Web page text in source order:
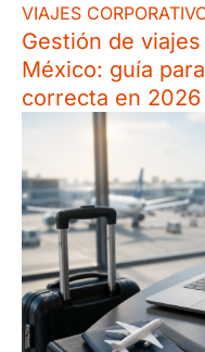
VIAJES
Gestión de
México: guía
correcta en 2026